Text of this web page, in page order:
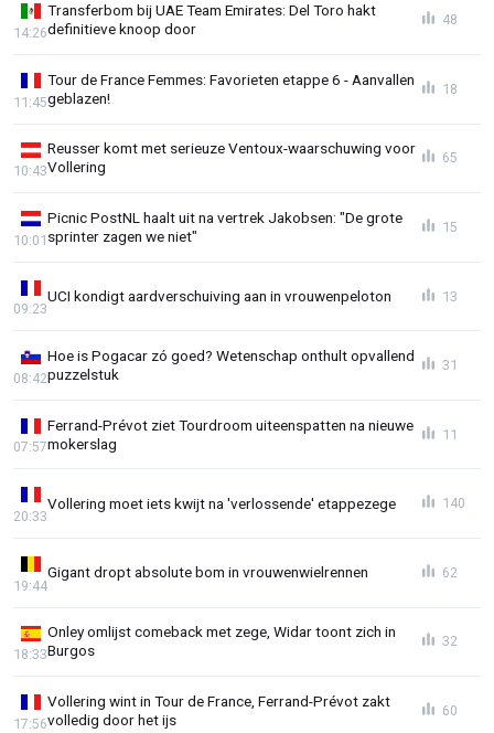
Transferbom bij UAE Team Emirates: Del Toro hakt
definitieve knoop door
14:26
48
Tour de France Femmes: Favorieten etappe 6 - Aanvallen
geblazen!
11:45
18
Reusser komt met serieuze Ventoux-waarschuwing voor
Vollering
10:43
65
Picnic PostNL haalt uit na vertrek Jakobsen: "De grote
sprinter zagen we niet"
10:01
15
UCI kondigt aardverschuiving aan in vrouwenpeloton
09:23
13
Hoe is Pogacar zó goed? Wetenschap onthult opvallend
puzzelstuk
08:42
31
Ferrand-Prévot ziet Tourdroom uiteenspatten na nieuwe
mokerslag
07:57
11
Vollering moet iets kwijt na 'verlossende' etappezege
20:33
140
Gigant dropt absolute bom in vrouwenwielrennen
19:44
62
Onley omlijst comeback met zege, Widar toont zich in
Burgos
18:33
32
Vollering wint in Tour de France, Ferrand-Prévot zakt
volledig door het ijs
17:56
60